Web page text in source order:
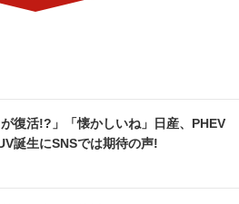
が復活!?」「懐かしいね」日産、PHEV
誕生にSNSでは期待の声!